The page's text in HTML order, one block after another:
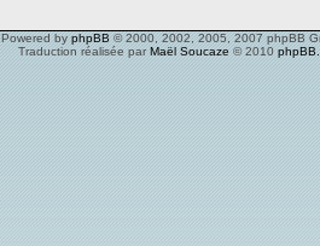
Powered by phpBB © 2000, 2002, 2005, 2007 phpBB
Traduction réalisée parMaël Soucaze © 2010